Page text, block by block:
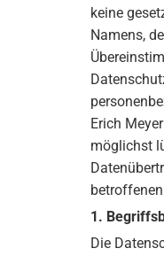
keine
Namens,
Erich
möglichst
1.
Die